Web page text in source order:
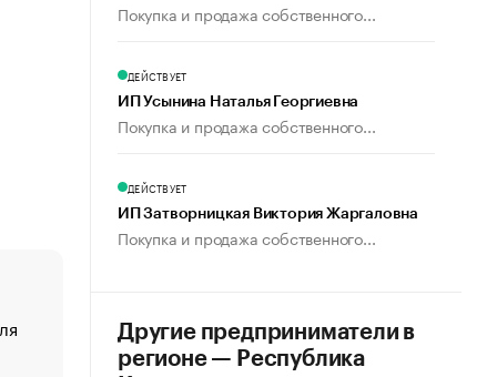
«От спорта тело стареет иначе». Как живет глава
создавшей GTA
Покупка и продажа собственного...
ДЕЙСТВУЕТ
ИП Усынина Наталья Георгиевна
Покупка и продажа собственного...
ДЕЙСТВУЕТ
ИП Затворницкая Виктория Жаргаловна
Покупка и продажа собственного...
Другие предприниматели в
регионе — Республика